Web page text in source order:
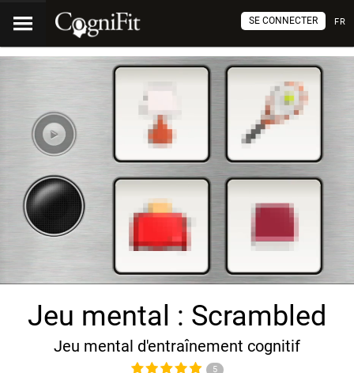
FR
SE CONNECTER
Jeu mental : Scrambled
Jeu mental d'entraînement cognitif
5